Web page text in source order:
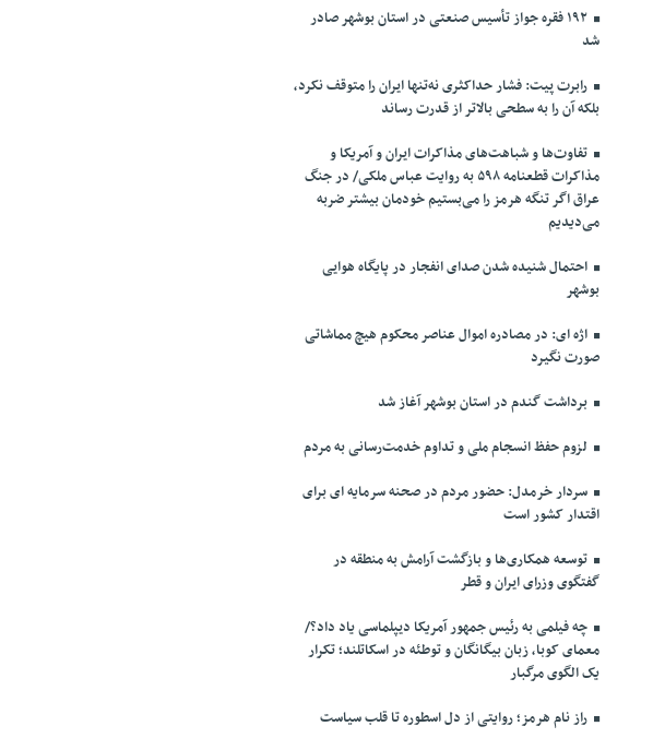
۱۹۲ فقره جواز تأسیس صنعتی در استان بوشهر صادر
شد
رابرت پیت: فشار حداکثری نه‌تنها ایران را متوقف نکرد،
بلکه آن را به سطحی بالاتر از قدرت رساند
تفاوت‌ها و شباهت‌های مذاکرات ایران و آمریکا و
مذاکرات قطعنامه ۵۹۸ به روایت عباس ملکی/ در جنگ
عراق اگر تنگه هرمز را می‌بستیم خودمان بیشتر ضربه
می‌دیدیم
احتمال شنیده شدن صدای انفجار در پایگاه هوایی
بوشهر
اژه ای: در مصادره اموال عناصر محکوم هیچ مماشاتی
صورت نگیرد
برداشت گندم در استان بوشهر آغاز شد
لزوم حفظ انسجام ملی و تداوم خدمت‌رسانی به مردم
سردار خرمدل: حضور مردم در صحنه سرمایه ای برای
اقتدار کشور است
توسعه همکاری‌ها و بازگشت آرامش به منطقه در
گفتگوی وزرای ایران و قطر
چه فیلمی به رئیس جمهور آمریکا دیپلماسی یاد داد؟/
معمای کوبا، زبان بیگانگان و توطئه در اسکاتلند؛ تکرار
یک الگوی مرگبار
راز نام هرمز؛ روایتی از دل اسطوره تا قلب سیاست